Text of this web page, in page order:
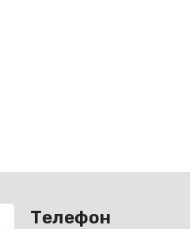
Телефон